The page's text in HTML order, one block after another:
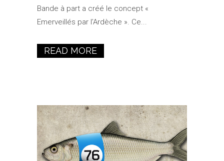
Bande à part a créé le concept «
Emerveillés par l’Ardèche ». Ce...
READ MORE